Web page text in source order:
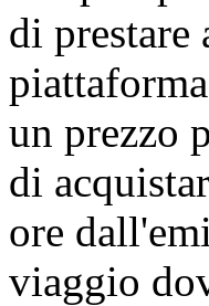
di
un prezzo
di
ore
viaggio